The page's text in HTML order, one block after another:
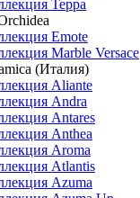
Терра
Emote
Marble Versace
(Италия)
Aliante
Andra
Antares
Anthea
Aroma
Atlantis
Azuma